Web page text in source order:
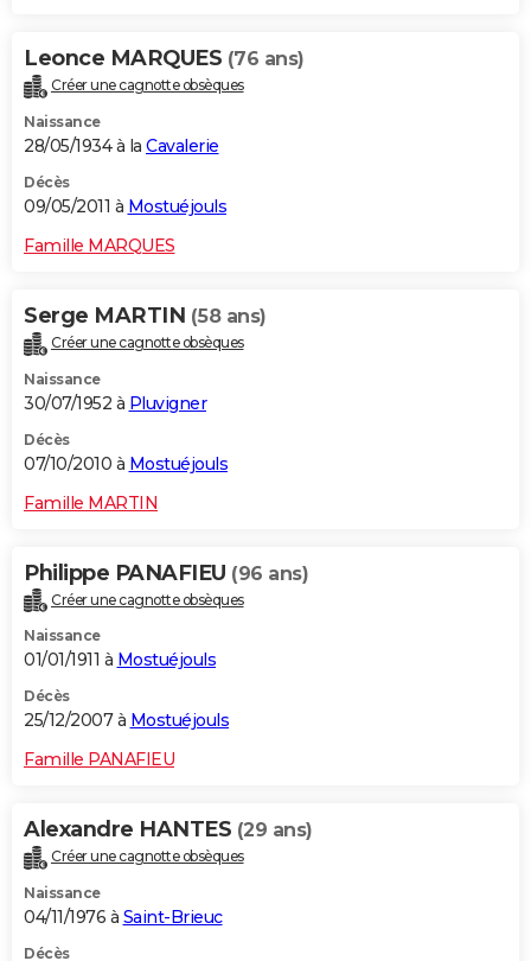
Leonce MARQUES (76 ans)
Créer une cagnotte obsèques
Naissance
28/05/1934 à la Cavalerie
Décès
09/05/2011 à Mostuéjouls
Famille MARQUES
Serge MARTIN (58 ans)
Créer une cagnotte obsèques
Naissance
30/07/1952 à Pluvigner
Décès
07/10/2010 à Mostuéjouls
Famille MARTIN
Philippe PANAFIEU (96 ans)
Créer une cagnotte obsèques
Naissance
01/01/1911 à Mostuéjouls
Décès
25/12/2007 à Mostuéjouls
Famille PANAFIEU
Alexandre HANTES (29 ans)
Créer une cagnotte obsèques
Naissance
04/11/1976 à Saint-Brieuc
Décès